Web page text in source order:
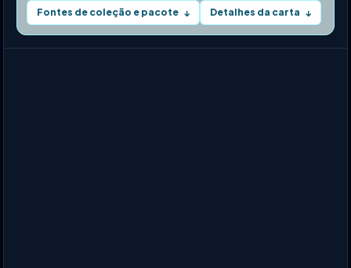
Fontes de coleção e pacote ↓ Detalhes da carta ↓